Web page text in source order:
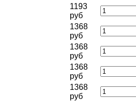
1193
руб
1368
руб
1368
руб
1368
руб
1368
руб